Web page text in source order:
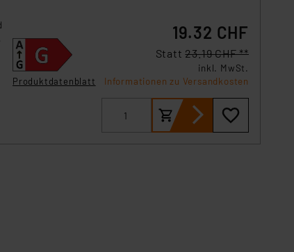
Produktdatenblatt
19.32 CHF
Statt23.19 CHF **
inkl. MwSt.
Informationen zu Versandkosten